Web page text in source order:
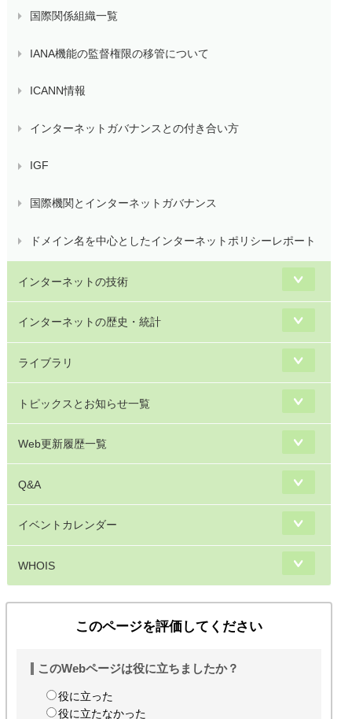
国際関係組織一覧
IANA機能の監督権限の移管について
ICANN情報
インターネットガバナンスとの付き合い方
IGF
国際機関とインターネットガバナンス
ドメイン名を中心としたインターネットポリシーレポート
インターネットの技術
インターネットの歴史・統計
ライブラリ
トピックスとお知らせ一覧
Web更新履歴一覧
Q&A
イベントカレンダー
WHOIS
このページを評価してください
このWebページは役に立ちましたか？
役に立った
役に立たなかった